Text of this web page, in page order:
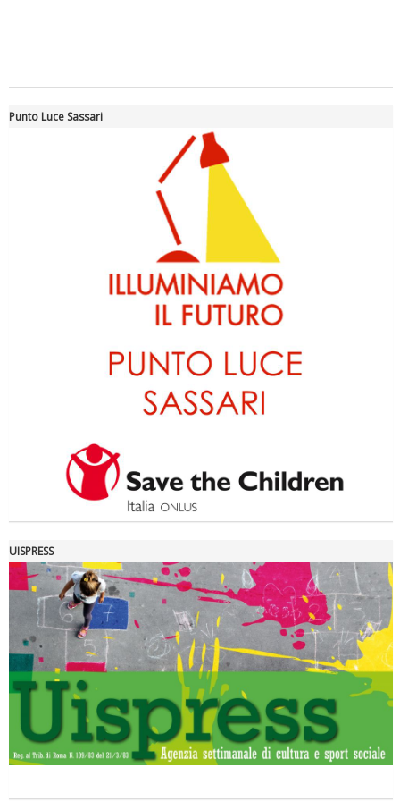
Tiziano Pesce a Radio InBlu2000 traccia il bilancio della stagione
Ddl Lobby, Uisp: “Il Parlamento valorizzi le nostre specificità"
La formazione Uisp rallenta ma prosegue anche in estate
Punto Luce Sassari
UISPRESS